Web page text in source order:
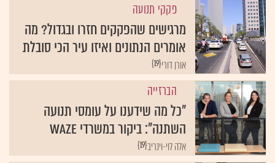
פקקי תנועה
מרגישים שהפקקים חזרו ובגדול? מה
אומרים הנתונים ואיזו עיר הכי סובלת
{19}אורן דורי
הברזייה
"כל מה שידענו על עומסי תנועה
השתנה": ביקור במשרדי waze
{19}אלה לוי-וינריב